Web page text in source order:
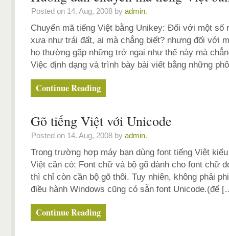
Posted on 14. Aug, 2008 by admin.
Chuyển mã tiếng Việt bằng Unikey: Đối với một số
xưa như trái đất, ai mà chẳng biết? nhưng đối với
họ thường gặp những trở ngại như thế này mà
Việc định dạng và trình bày bài viết bằng những
Continue Reading
Gõ tiếng Việt với Unicode
Posted on 14. Aug, 2008 by admin.
Trong trường hợp máy bạn dùng font tiếng Việt
Việt cần có: Font chữ và bộ gõ dành cho font chữ
thì chỉ còn cần bộ gõ thôi. Tuy nhiên, không phải
điều hành Windows cũng có sẵn font Unicode.(để
Continue Reading